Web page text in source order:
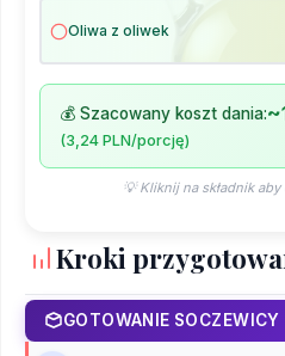
Oliwa z oliwek
💰 Szacowany koszt dania:
(3,24 PLN/porcję)
💡 Kliknij na składnik
Kroki
GOTOWANIE SOCZEWICY